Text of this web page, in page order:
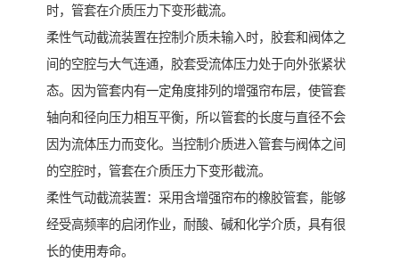
时，管套在介质压力下变形截流。
柔性气动截流装置在控制介质未输入时，胶套和阀体之
间的空腔与大气连通，胶套受流体压力处于向外张紧状
态。因为管套内有一定角度排列的增强帘布层，使管套
轴向和径向压力相互平衡，所以管套的长度与直径不会
因为流体压力而变化。当控制介质进入管套与阀体之间
的空腔时，管套在介质压力下变形截流。
柔性气动截流装置：采用含增强帘布的橡胶管套，能够
经受高频率的启闭作业，耐酸、碱和化学介质，具有很
长的使用寿命。